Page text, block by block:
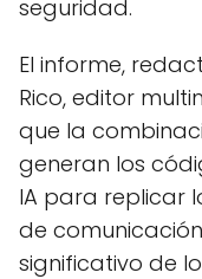
seguridad.
El informe,
Rico, editor
que la
generan los
IA para replicar
de
significativo de